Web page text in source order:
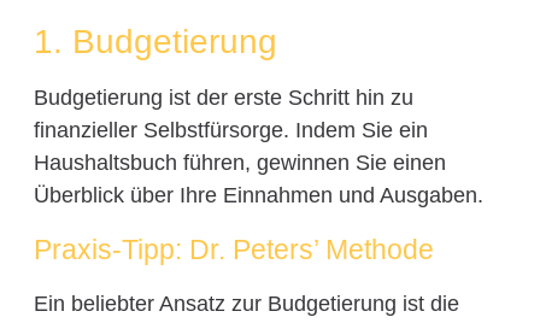
1. Budgetierung
Budgetierung ist der erste Schritt hin zu
finanzieller Selbstfürsorge. Indem Sie ein
Haushaltsbuch führen, gewinnen Sie einen
Überblick über Ihre Einnahmen und Ausgaben.
Praxis-Tipp: Dr. Peters’ Methode
Ein beliebter Ansatz zur Budgetierung ist die